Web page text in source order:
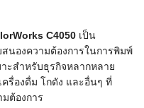
C4050 เป็น
นองความต้องการในการพิมพ์
ะสำหรับธุรกิจหลากหลาย
รื่องดื่ม โกดัง และอื่นๆ ที่
ต้องการ